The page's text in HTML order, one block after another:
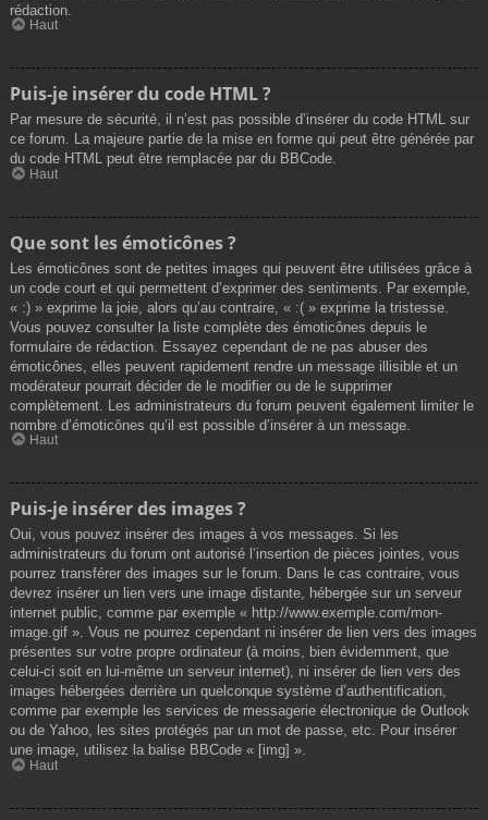
rédaction.
Haut
Puis-je insérer du code HTML ?
Par mesure de sécurité, il n’est pas possible d’insérer du code HTML sur
ce forum. La majeure partie de la mise en forme qui peut être générée par
du code HTML peut être remplacée par du BBCode.
Haut
Que sont les émoticônes ?
Les émoticônes sont de petites images qui peuvent être utilisées grâce à
un code court et qui permettent d’exprimer des sentiments. Par exemple,
« :) » exprime la joie, alors qu’au contraire, « :( » exprime la tristesse.
Vous pouvez consulter la liste complète des émoticônes depuis le
formulaire de rédaction. Essayez cependant de ne pas abuser des
émoticônes, elles peuvent rapidement rendre un message illisible et un
modérateur pourrait décider de le modifier ou de le supprimer
complètement. Les administrateurs du forum peuvent également limiter le
nombre d’émoticônes qu’il est possible d’insérer à un message.
Haut
Puis-je insérer des images ?
Oui, vous pouvez insérer des images à vos messages. Si les
administrateurs du forum ont autorisé l’insertion de pièces jointes, vous
pourrez transférer des images sur le forum. Dans le cas contraire, vous
devrez insérer un lien vers une image distante, hébergée sur un serveur
internet public, comme par exemple « http://www.exemple.com/mon-
image.gif ». Vous ne pourrez cependant ni insérer de lien vers des images
présentes sur votre propre ordinateur (à moins, bien évidemment, que
celui-ci soit en lui-même un serveur internet), ni insérer de lien vers des
images hébergées derrière un quelconque système d’authentification,
comme par exemple les services de messagerie électronique de Outlook
ou de Yahoo, les sites protégés par un mot de passe, etc. Pour insérer
une image, utilisez la balise BBCode « [img] ».
Haut